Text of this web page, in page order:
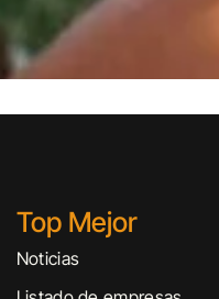
Top Mejor
Noticias